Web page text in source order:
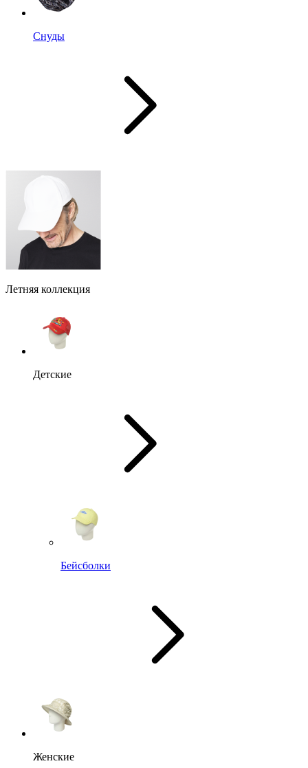
Снуды
Летняя коллекция
Детские
Бейсболки
Женские